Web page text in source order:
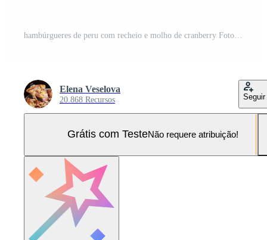
Elena Veselova
20.868 Recursos Seguir
Grátis com TesteNão requere atribuição!